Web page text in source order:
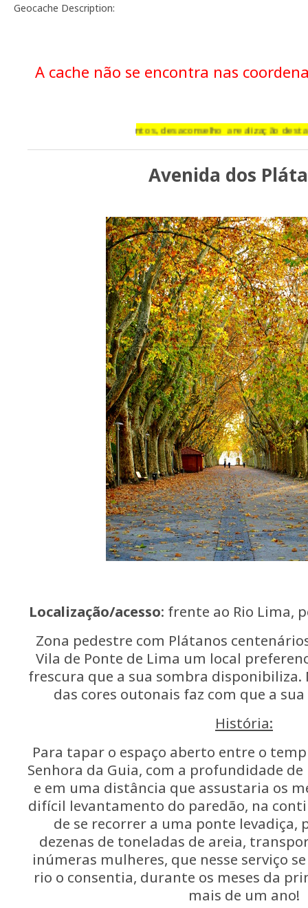
Geocache Description:
A cache não se encontra nas
Quando haja ventos, desaconselho a realização desta Cache!
Avenida dos
Localização/acesso: frente ao Rio Lima,
Zona pedestre com Plátanos
Vila de Ponte de Lima um local
frescura que a sua sombra
das cores outonais faz com que a
História:
Para tapar o espaço aberto entre o
Senhora da Guia, com a profundidade
e em uma distância que assustaria os
difícil levantamento do paredão, na
de se recorrer a uma ponte levadiça,
dezenas de toneladas de areia,
inúmeras mulheres, que nesse serviço
rio o consentia, durante os meses da
mais de um ano!